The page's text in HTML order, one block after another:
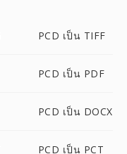
PCD เป็น TIFF
PCD เป็น PDF
PCD เป็น DOCX
PCD เป็น PCT